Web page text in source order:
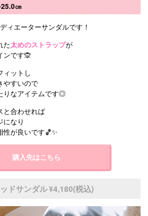
㎝
ィエーターサンダルです！
た太めのストラップが
ンです🙊
ィットし
やすいので
りなアイテムです◎
と合わせれば
になり
が良いです🏀✨
購入先はこちら
ドサンダル ¥4,180(税込)